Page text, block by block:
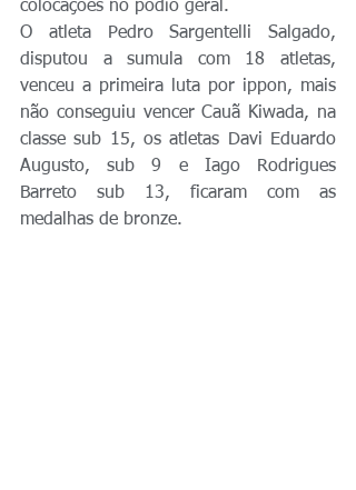
colocações no pódio geral.
O atleta Pedro Sargentelli Salgado,
disputou a sumula com 18 atletas,
venceu a primeira luta por ippon, mais
não conseguiu vencer Cauã Kiwada, na
classe sub 15, os atletas Davi Eduardo
Augusto, sub 9 e Iago Rodrigues
Barreto sub 13, ficaram com as
medalhas de bronze.